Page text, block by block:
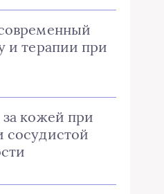
и терапии при
за кожей при
сосудистой